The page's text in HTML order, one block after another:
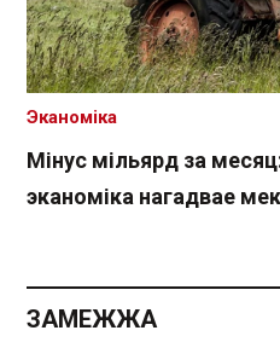
Мінус мільярд за
эканоміка нагадвае
Эканоміка
ЗАМЕЖЖА